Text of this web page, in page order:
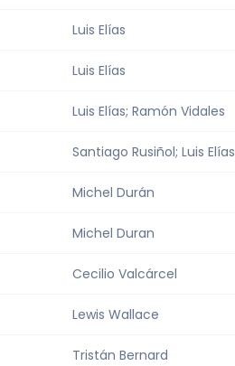
Luis Elías
Luis Elías
Luis Elías; Ramón Vidales
Santiago Rusiñol; Luis Elías
Michel Durán
Michel Duran
Cecilio Valcárcel
Lewis Wallace
Tristán Bernard